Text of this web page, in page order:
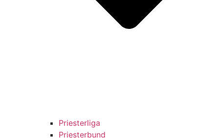
Priesterliga
Priesterbund